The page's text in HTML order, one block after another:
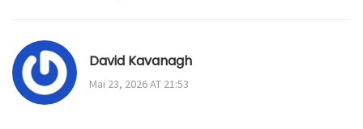
David Kavanagh
Mai 23, 2026 AT 21:53